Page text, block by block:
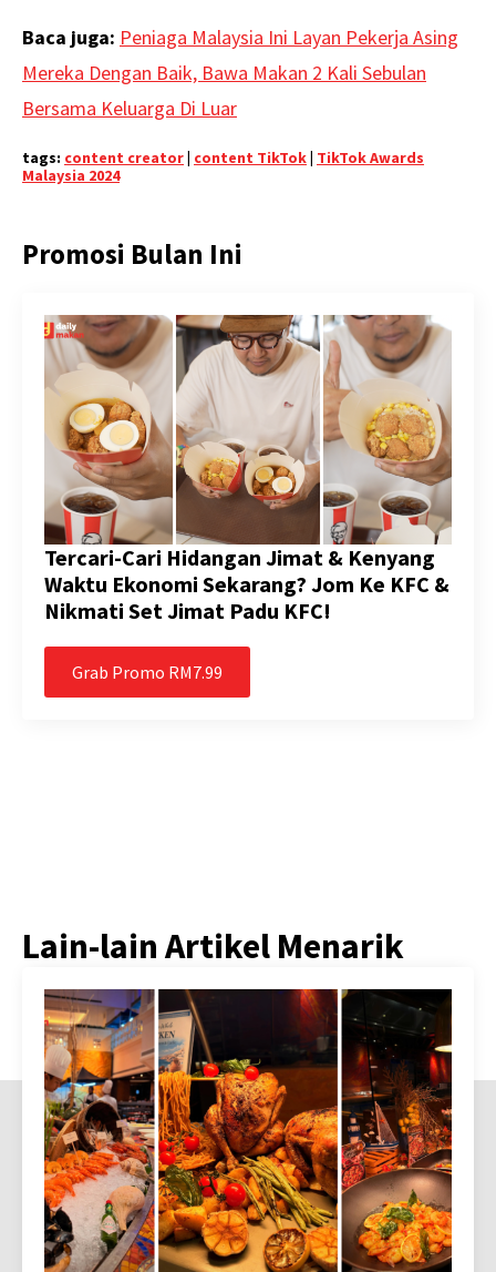
Baca juga: Peniaga Malaysia Ini Layan Pekerja Asing
Mereka Dengan Baik, Bawa Makan 2 Kali Sebulan
Bersama Keluarga Di Luar
tags: content creator| content TikTok| TikTok Awards
Malaysia 2024
Promosi Bulan Ini
Tercari-Cari Hidangan Jimat & Kenyang
Waktu Ekonomi Sekarang? Jom Ke KFC &
Nikmati Set Jimat Padu KFC!
Grab Promo RM7.99
Lain-lain Artikel Menarik